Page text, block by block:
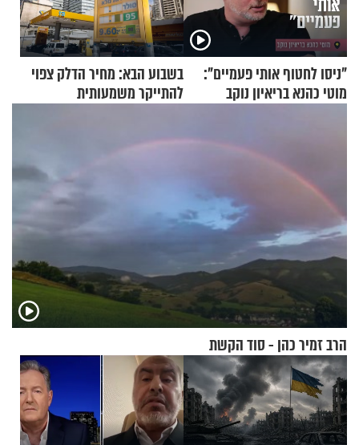
"ניסו לחטוף אותי פעמיים":
מוטי כהנא בריאיון נוקב
בשבוע הבא: מחיר הדלק צפוי
להתייקר משמעותית
הרב זמיר כהן - סוד הקשת